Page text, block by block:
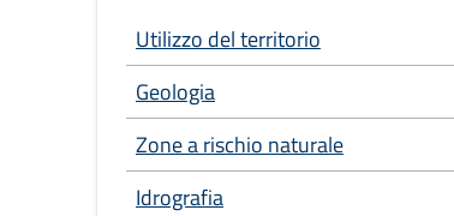
Utilizzo del territorio
Geologia
Zone a rischio naturale
Idrografia